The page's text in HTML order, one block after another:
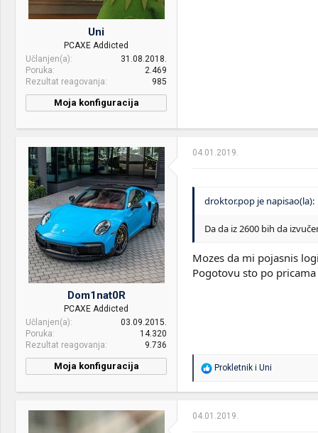
Uni
PCAXE Addicted
Učlanjen(a)
31.08.2018.
Poruka
2.469
Rezultat reagovanja
985
Moja konfiguracija
Name:
5300U/8GB/256GB EVO
Mice &
keyboard:
Bloody V7M & Stock
Thinkpad X250 Keyboard
OS & Browser:
Windows 10 + Microsoft
Edge | ArcoLinux + i3 +
Mozilla Firefox Quantum
Dom1nat0R
PCAXE Addicted
Učlanjen(a)
03.09.2015.
Poruka
14.320
Rezultat reagovanja
9.736
Moja konfiguracija
Intel® Core™ i7-10700K /
Arctic Liquid Freezer II 360
Motherboard:
ASUS Maximus XII HERO
04.01.2019.
droktor.pop je napisao(la):
Da da iz 2600 bih da
Mozes da mi pojasnis
Pogotovu sto po
R
a
o
Prokletnik i Uni
04.01.2019.